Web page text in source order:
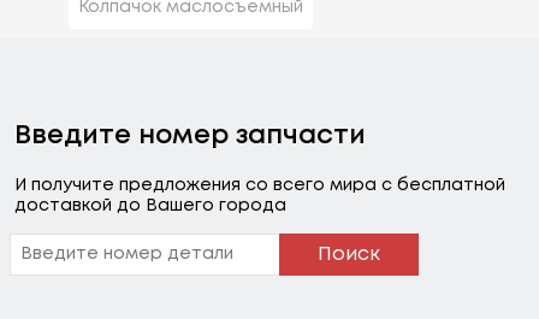
Колпачок маслосъемный
Введите номер запчасти
И получите предложения со всего мира с бесплатной
доставкой до Вашего города
Поиск